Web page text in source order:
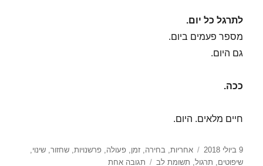
לתרגל כל יום.
מספר פעמים ביום.
גם היום.
ככה.
חיים מלאים. היום.
פורסם
בתאריך
9 ביולי 2018 תגיות
אחריות,בחירה,זמן,פעולה,פרשנויות,שחזור,שינוי,
שיפוטים, תרגול, תשומת לב תגובה אחתעל